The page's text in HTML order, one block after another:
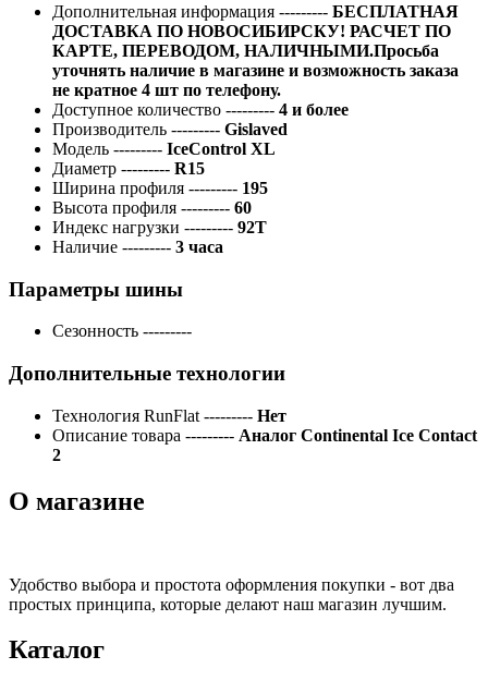
Дополнительная информация --------- БЕСПЛАТНАЯ
ДОСТАВКА ПО НОВОСИБИРСКУ! РАСЧЕТ ПО
КАРТЕ, ПЕРЕВОДОМ, НАЛИЧНЫМИ.Просьба
уточнять наличие в магазине и возможность заказа
не кратное 4 шт по телефону.
Доступное количество --------- 4 и более
Производитель --------- Gislaved
Модель --------- IceControl XL
Диаметр --------- R15
Ширина профиля --------- 195
Высота профиля --------- 60
Индекс нагрузки --------- 92T
Наличие --------- 3 часа
Параметры шины
Сезонность ---------
Дополнительные технологии
Технология RunFlat --------- Нет
Описание товара --------- Аналог Continental Ice Contact
2
О магазине
Удобство выбора и простота оформления покупки - вот два
простых принципа, которые делают наш магазин лучшим.
Каталог